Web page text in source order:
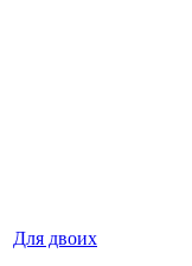
Для двоих